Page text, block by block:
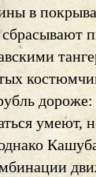
в
дороже:
умеют,